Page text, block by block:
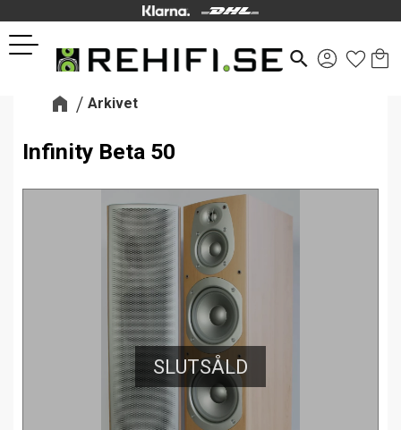
Meny
search
Arkivet
Infinity Beta 50
SLUTSÅLD